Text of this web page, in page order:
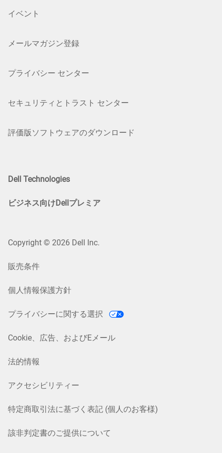
イベント
メールマガジン登録
プライバシー センター
セキュリティとトラスト センター
評価版ソフトウェアのダウンロード
Dell Technologies
ビジネス向けDellプレミア
Copyright © 2026 Dell Inc.
販売条件
個人情報保護方針
プライバシーに関する選択
Cookie、広告、およびEメール
法的情報
アクセシビリティー
特定商取引法に基づく表記 (個人のお客様)
該非判定書のご提供について